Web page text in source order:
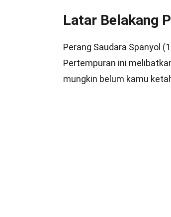
Latar Belakang
Perang Saudara Spanyol
Pertempuran ini
mungkin belum kamu